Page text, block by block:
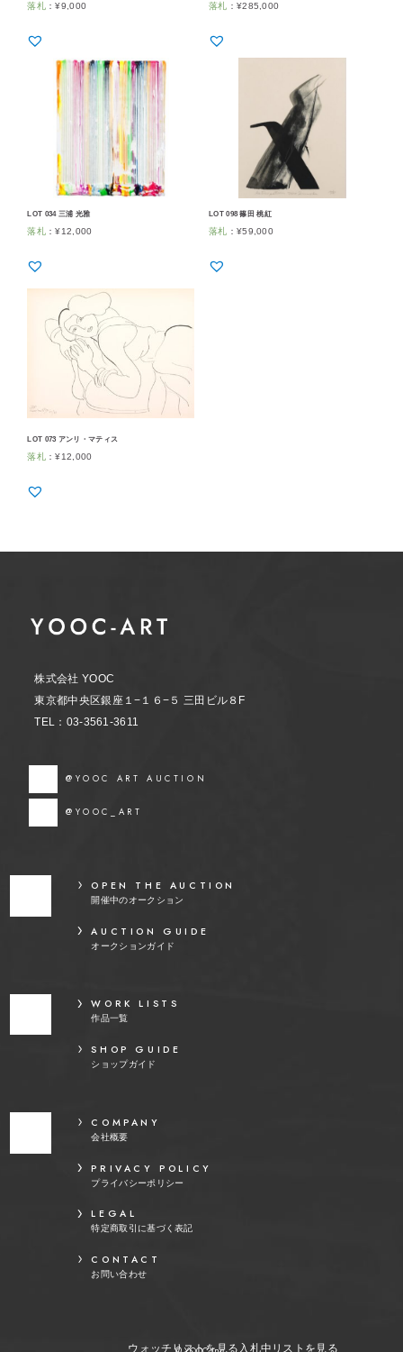
落札 ：¥9,000 落札 ： ¥285,000
LOT 034 三浦 光雅
落札 ：¥12,000
LOT 098 篠田 桃紅
落札 ： ¥59,000
LOT 073 アンリ・マティス
落札 ：¥12,000
株式会社 YOOC
東京都中央区銀座１−１６−５ 三田ビル８F
TEL：03-3561-3611
@YOOC ART AUCTION
@YOOC_ART
OPEN THE AUCTION
開催中のオークション
AUCTION GUIDE
オークションガイド
WORK LISTS
作品一覧
SHOP GUIDE
ショップガイド
COMPANY
会社概要
PRIVACY POLICY
プライバシーポリシー
LEGAL
特定商取引に基づく表記
CONTACT
お問い合わせ
ウォッチリストを見る 入札中リストを見る